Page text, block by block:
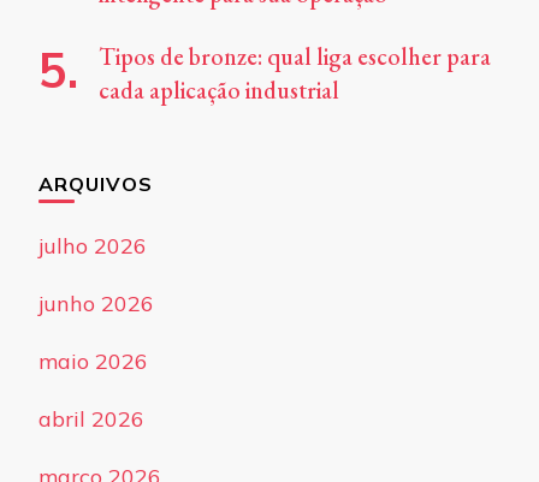
Tipos de bronze: qual liga escolher para
cada aplicação industrial
ARQUIVOS
julho 2026
junho 2026
maio 2026
abril 2026
março 2026